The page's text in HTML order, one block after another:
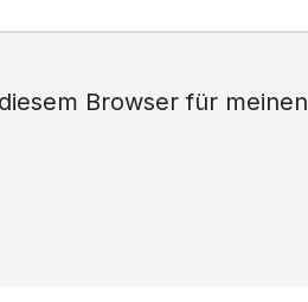
Browser für meinen